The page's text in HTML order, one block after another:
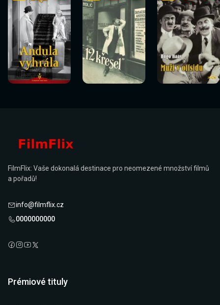
Sledovat
nyní
Sledovat
nyní
Sledovat
nyní
Sledovat
nyní
Sledovat
nyní
Sledovat
FilmFlix: Vaše dokonalá destinace pro neomezené množství filmů
a pořadů!
info@filmflix.cz
0000000000
Prémiové tituly